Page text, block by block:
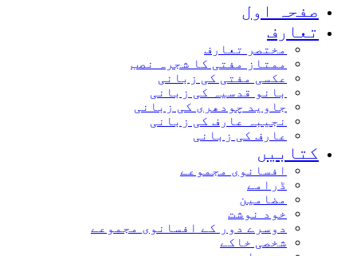
صفحہ اول
تعارف
مختصر تعارف
ممتاز مفتی کا شجرہ نصب
عکسی مفتی کی زبانی
بانو قدسیہ کی زبانی
جاوید چودھری کی زبانی
نجیبہ عارف کی زبانی
عارف کی زبانی
کتابیں
افسانوی مجموعے
ڈرامے
مضامین
خود نوشت
دوسرے دور کے افسانوی مجموعے
شخصی خاکے